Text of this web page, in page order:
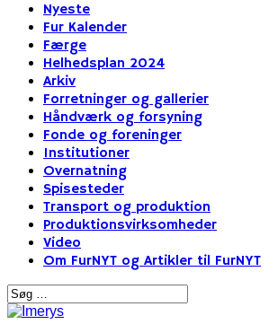
Nyeste
Fur Kalender
Færge
Helhedsplan 2024
Arkiv
Forretninger og gallerier
Håndværk og forsyning
Fonde og foreninger
Institutioner
Overnatning
Spisesteder
Transport og produktion
Produktionsvirksomheder
Video
Om FurNYT og Artikler til FurNYT